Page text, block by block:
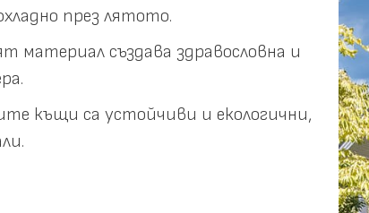
през лятото.
материал създава здравословна и
къщи са устойчиви и екологични,